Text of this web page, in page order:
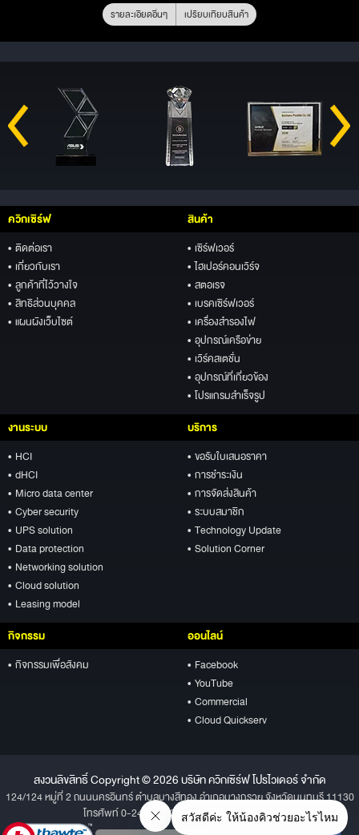
รายละเอียดอื่นๆ เปรียบเทียบสินค้า
ควิกเซิร์ฟ
• ติดต่อเรา
• เกี่ยวกับเรา
• ลูกค้าที่ไว้วางใจ
• สิทธิส่วนบุคคล
• แผนผังเว็บไซต์
สินค้า
• เซิร์ฟเวอร์
• ไฮเปอร์คอนเวิร์จ
• สตอเรจ
• เบรคเซิร์ฟเวอร์
• เครื่องสำรองไฟ
• อุปกรณ์เครือข่าย
• เวิร์คสเตชั่น
• อุปกรณ์ที่เกี่ยวข้อง
• โปรแกรมสำเร็จรูป
งานระบบ
• HCI
• dHCI
• Micro data center
• Cyber security
• UPS solution
• Data protection
• Networking solution
• Cloud solution
• Leasing model
บริการ
• ขอรับใบเสนอราคา
• การชำระเงิน
• การจัดส่งสินค้า
• ระบบสมาชิก
• Technology Update
• Solution Corner
กิจกรรม
• กิจกรรมเพื่อสังคม
ออนไลน์
• Facebook
• YouTube
• Commercial
• Cloud Quickserv
สงวนลิขสิทธิ์ Copyright © 2026 บริษัท ควิกเซิร์ฟ โปรไวเดอร์ จำกัด
124/124 หมู่ที่ 2 ถนนนครอินทร์ ตำบลบางสีทอง อำเภอบางกรวย จังหวัดนนทบุรี 11130
โทรศัพท์ 0-2496-1234 โทรสาร 0-2496-1001